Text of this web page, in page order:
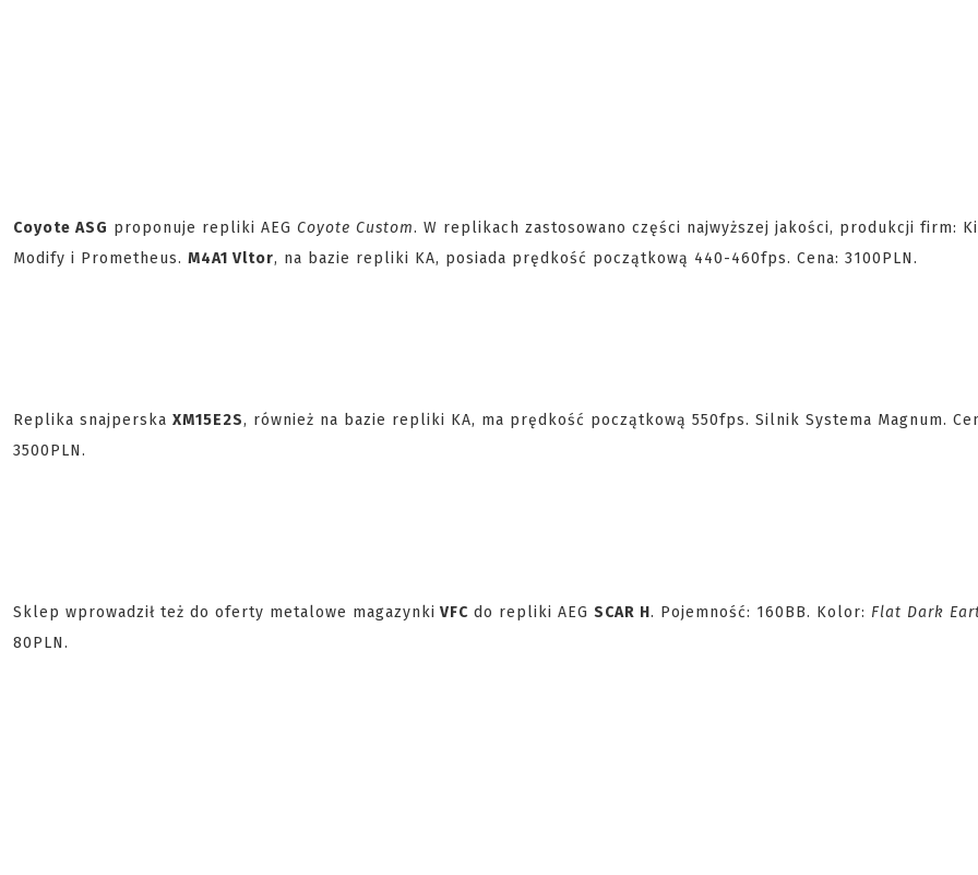
Coyote ASG proponuje repliki AEG Coyote Custom. W replikach zastosowano części najwyższej jakości, produkcji firm:
Modify i Prometheus. M4A1 Vltor, na bazie repliki KA, posiada prędkość początkową 440-460fps. Cena: 3100PLN.
Replika snajperska XM15E2S, również na bazie repliki KA, ma prędkość początkową 550fps. Silnik Systema Magnum.
3500PLN.
Sklep wprowadził też do oferty metalowe magazynki VFC do repliki AEG SCAR H. Pojemność: 160BB. Kolor: Flat Dark
80PLN.